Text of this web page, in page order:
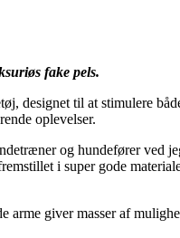
fake pels.
designet til at stimulere
oplevelser.
og hundefører ved
i super gode
giver masser af